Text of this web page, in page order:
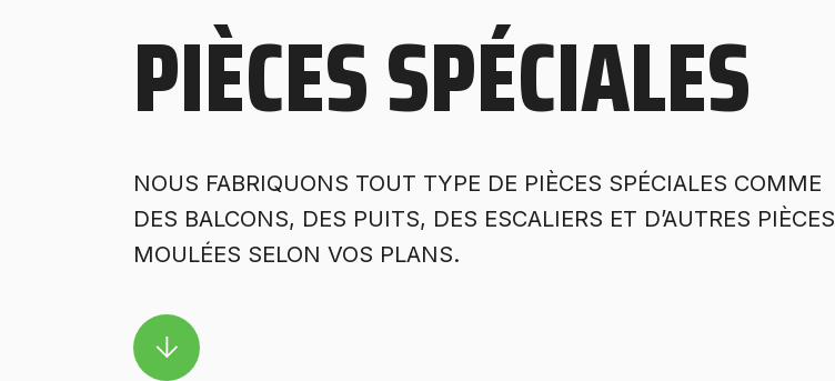
PIÈCES SPÉCIALES
NOUS FABRIQUONS TOUT TYPE DE PIÈCES SPÉCIALES COMME
DES BALCONS, DES PUITS, DES ESCALIERS ET D’AUTRES PIÈCES
MOULÉES SELON VOS PLANS.